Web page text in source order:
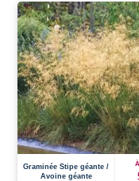
Graminée Stipe géante /
Avoine géante